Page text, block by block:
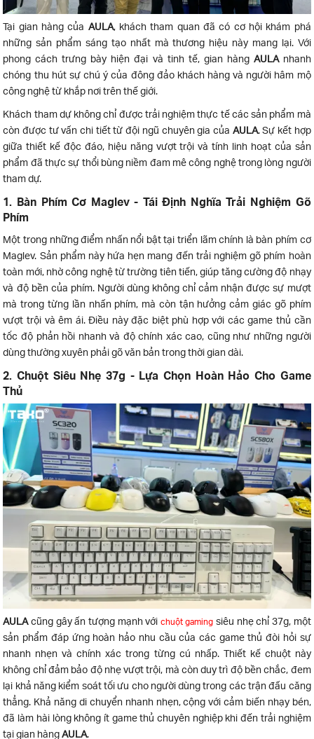
Tại gian hàng của AULA, khách tham quan đã có cơ hội khám phá
những sản phẩm sáng tạo nhất mà thương hiệu này mang lại. Với
phong cách trưng bày hiện đại và tinh tế, gian hàng AULAnhanh
chóng thu hút sự chú ý của đông đảo khách hàng và người hâm mộ
công nghệ từ khắp nơi trên thế giới.
Khách tham dự không chỉ được trải nghiệm thực tế các sản phẩm mà
còn được tư vấn chi tiết từ đội ngũ chuyên gia của AULA. Sự kết hợp
giữa thiết kế độc đáo, hiệu năng vượt trội và tính linh hoạt của sản
phẩm đã thực sự thổi bùng niềm đam mê công nghệ trong lòng người
tham dự.
1. Bàn Phím Cơ Maglev - Tái Định Nghĩa Trải Nghiệm Gõ
Phím
Một trong những điểm nhấn nổi bật tại triển lãm chính là bàn phím cơ
Maglev. Sản phẩm này hứa hẹn mang đến trải nghiệm gõ phím hoàn
toàn mới, nhờ công nghệ từ trường tiên tiến, giúp tăng cường độ nhạy
và độ bền của phím. Người dùng không chỉ cảm nhận được sự mượt
mà trong từng lần nhấn phím, mà còn tận hưởng cảm giác gõ phím
vượt trội và êm ái. Điều này đặc biệt phù hợp với các game thủ cần
tốc độ phản hồi nhanh và độ chính xác cao, cũng như những người
dùng thường xuyên phải gõ văn bản trong thời gian dài.
2. Chuột Siêu Nhẹ 37g - Lựa Chọn Hoàn Hảo Cho Game
Thủ
AULAcũng gây ấn tượng mạnh với chuột gaming siêu nhẹ chỉ 37g, một
sản phẩm đáp ứng hoàn hảo nhu cầu của các game thủ đòi hỏi sự
nhanh nhẹn và chính xác trong từng cú nhấp. Thiết kế chuột này
không chỉ đảm bảo độ nhẹ vượt trội, mà còn duy trì độ bền chắc, đem
lại khả năng kiểm soát tối ưu cho người dùng trong các trận đấu căng
thẳng. Khả năng di chuyển nhanh nhẹn, cộng với cảm biến nhạy bén,
đã làm hài lòng không ít game thủ chuyên nghiệp khi đến trải nghiệm
tại gian hàngAULA.